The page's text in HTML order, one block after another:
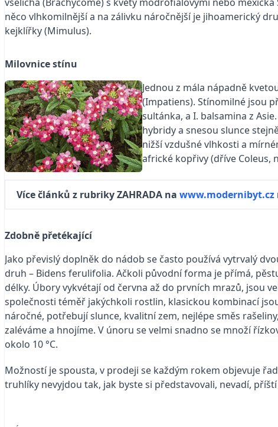
něco vlhkomilnější a na zálivku náročnější je jihoamerický
kejklířky (Mimulus).
Milovnice stínu
Jednou z mála nápadně
(Impatiens). Stínomilné jsou
sultánka, a I. balsamina z
hybridy a snesou slunce
nižší vzdušné vlhkosti a
africké kopřivy (dříve Coleus,
Více článků z rubriky ZAHRADA na www.modernibyt.cz
Zdobně přetékající
Jako převislý doplněk do nádob se často používá vytrvalý
druh – Bidens ferulifolia. Ačkoli původní forma je přímá,
délky. Úbory vykvétají od června až do prvních mrazů, jsou
společnosti téměř jakýchkoli rostlin, klasickou kombinací
náročné, potřebují slunce, kvalitní zem, nejlépe směs
zaléváme a hnojíme. V únoru se velmi snadno se množí
okolo 10 °C.
Možností je spousta, v prodeji se každým rokem objevuje
truhlíky nevyjdou tak, jak byste si představovali, nevadí,